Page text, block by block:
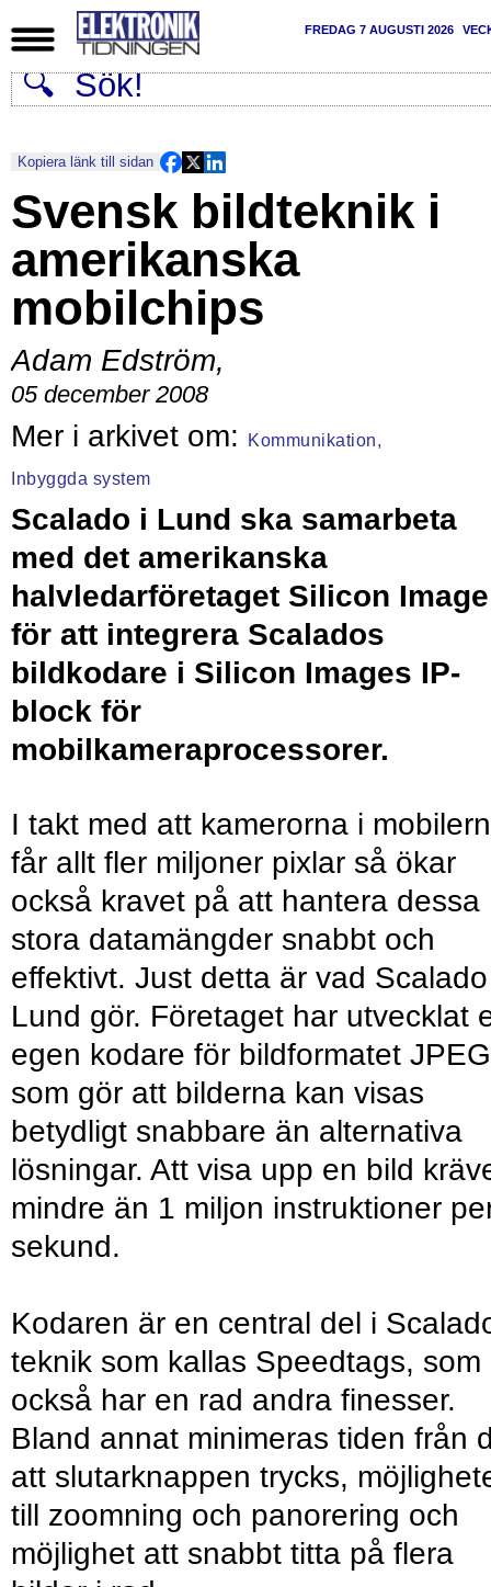
FREDAG 7 AUGUSTI 2026
Kopiera länk till sidan
Svensk bildteknik i
amerikanska
mobilchips
Adam Edström,
05 december 2008
Kommunikation,
Inbyggda system
Scalado i Lund ska samarbeta
med det amerikanska
halvledarföretaget Silicon Image
för att integrera Scalados
bildkodare i Silicon Images IP-
block för
mobilkameraprocessorer.
I takt med att kamerorna i
får allt fler miljoner pixlar så ökar
också kravet på att hantera dessa
stora datamängder snabbt och
effektivt. Just detta är vad
Lund gör. Företaget har utvecklat
egen kodare för bildformatet JPEG
som gör att bilderna kan visas
betydligt snabbare än alternativa
lösningar. Att visa upp en bild
mindre än 1 miljon instruktioner
sekund.
Kodaren är en central del i
teknik som kallas Speedtags, som
också har en rad andra finesser.
Bland annat minimeras tiden från
att slutarknappen trycks,
till zoomning och panorering och
möjlighet att snabbt titta på flera